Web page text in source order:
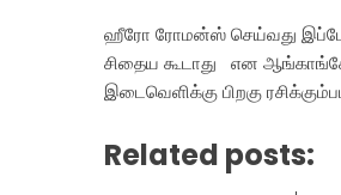
ஹீரோ ரோமன்ஸ் செய்வது
சிதைய கூடாது என
இடைவெளிக்கு பிறகு
Related posts: